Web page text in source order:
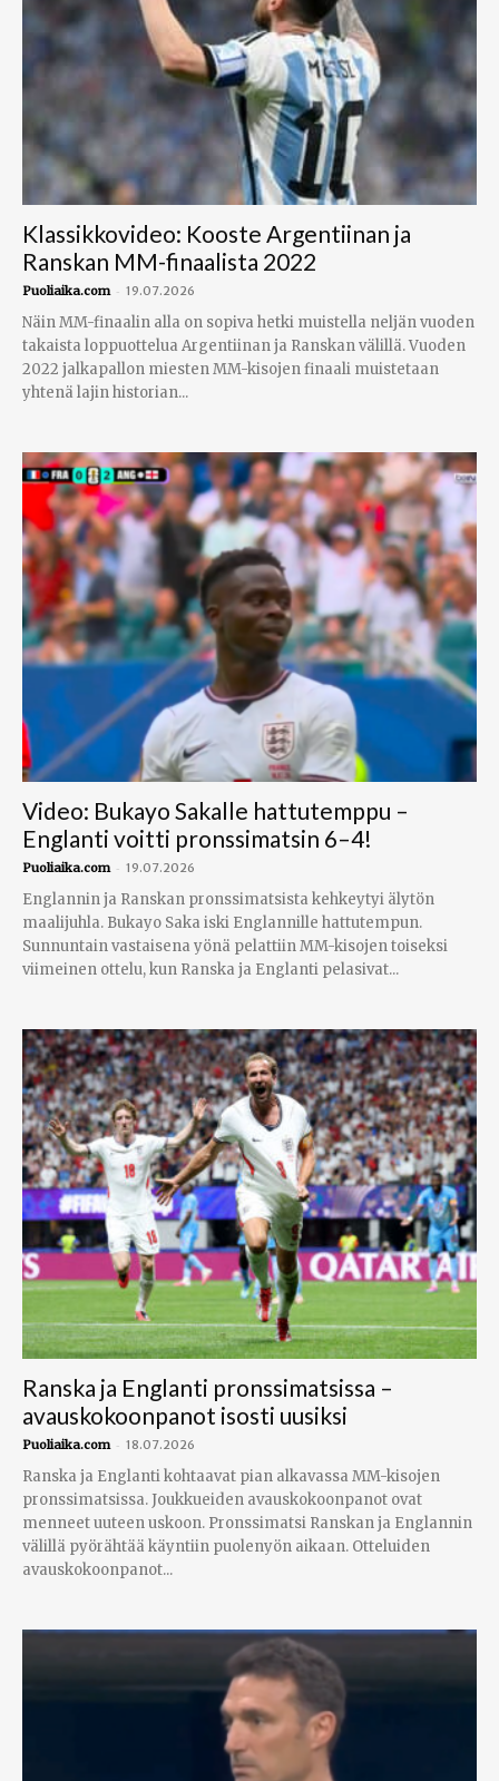
Klassikkovideo: Kooste Argentiinan ja
Ranskan MM-finaalista 2022
Puoliaika.com - 19.07.2026
Näin MM-finaalin alla on sopiva hetki muistella neljän vuoden
takaista loppuottelua Argentiinan ja Ranskan välillä. Vuoden
2022 jalkapallon miesten MM-kisojen finaali muistetaan
yhtenä lajin historian...
Video: Bukayo Sakalle hattutemppu –
Englanti voitti pronssimatsin 6–4!
Puoliaika.com - 19.07.2026
Englannin ja Ranskan pronssimatsista kehkeytyi älytön
maalijuhla. Bukayo Saka iski Englannille hattutempun.
Sunnuntain vastaisena yönä pelattiin MM-kisojen toiseksi
viimeinen ottelu, kun Ranska ja Englanti pelasivat...
Ranska ja Englanti pronssimatsissa –
avauskokoonpanot isosti uusiksi
Puoliaika.com - 18.07.2026
Ranska ja Englanti kohtaavat pian alkavassa MM-kisojen
pronssimatsissa. Joukkueiden avauskokoonpanot ovat
menneet uuteen uskoon. Pronssimatsi Ranskan ja Englannin
välillä pyörähtää käyntiin puolenyön aikaan. Otteluiden
avauskokoonpanot...